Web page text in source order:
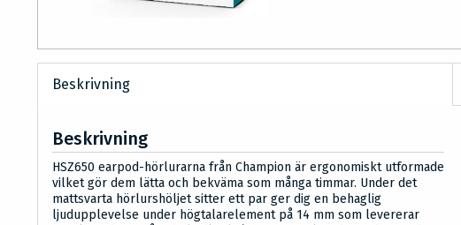
Beskrivning
Beskrivning
HSZ650 earpod-hörlurarna från Champion är ergonomiskt utformade
vilket gör dem lätta och bekväma som många timmar. Under det
mattsvarta hörlurshöljet sitter ett par ger dig en behaglig
ljudupplevelse under högtalarelement på 14 mm som levererar